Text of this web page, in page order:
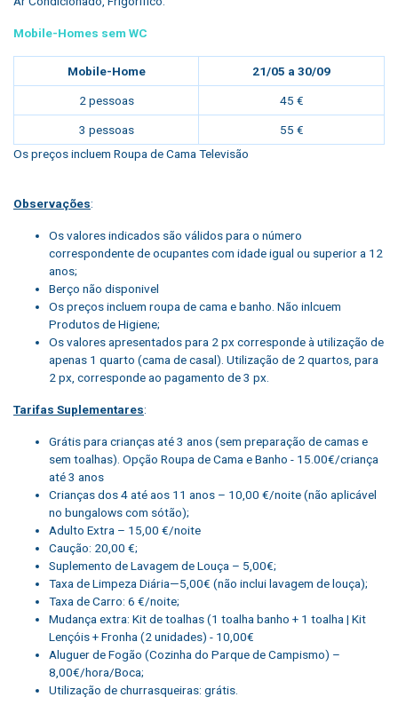
Mobile-Homes sem WC
Mobile-Home 21/05 a 30/09
2 pessoas 45 €
3 pessoas
55 €
Os preços incluem Roupa de Cama Televisão
Observações:
Os valores indicados são válidos para o número
correspondente de ocupantes com idade igual ou superior a 12
anos;
Berço não disponivel
Os preços incluem roupa de cama e banho. Não inlcuem
Produtos de Higiene;
Os valores apresentados para 2 px corresponde à utilização de
apenas 1 quarto (cama de casal). Utilização de 2 quartos, para
2 px, corresponde ao pagamento de 3 px.
Tarifas Suplementares:
Grátis para crianças até 3 anos (sem preparação de camas e
sem toalhas). Opção Roupa de Cama e Banho - 15.00€/criança
até 3 anos
Crianças dos 4 até aos 11 anos – 10,00 €/noite (não aplicável
no bungalows com sótão);
Adulto Extra – 15,00 €/noite
Caução: 20,00 €;
Suplemento de Lavagem de Louça – 5,00€;
Taxa de Limpeza Diária—5,00€ (não inclui lavagem de louça);
Taxa de Carro: 6 €/noite;
Mudança extra: Kit de toalhas (1 toalha banho + 1 toalha | Kit
Lençóis + Fronha (2 unidades) - 10,00€
Aluguer de Fogão (Cozinha do Parque de Campismo) –
8,00€/hora/Boca;
Utilização de churrasqueiras: grátis.